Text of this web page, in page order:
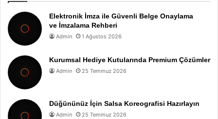
Elektronik İmza ile Güvenli Belge Onaylama
ve İmzalama Rehberi
Admin 1 Ağustos 2026
Kurumsal Hediye Kutularında Premium Çözümler
Admin 25 Temmuz 2026
Düğününüz İçin Salsa Koreografisi Hazırlayın
Admin 25 Temmuz 2026